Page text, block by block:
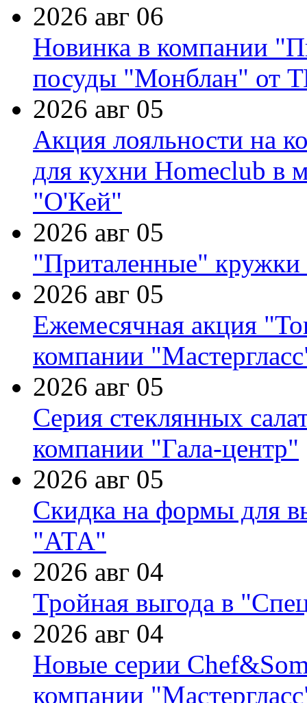
2026 авг 06
Новинка в компании
посуды "Монблан" от
2026 авг 05
Акция лояльности на
для кухни Homeclub в
"О'Кей"
2026 авг 05
"Приталенные" кружки
2026 авг 05
Ежемесячная акция
компании
2026 авг 05
Серия стеклянных
компании "Гала-центр"
2026 авг 05
Скидка на формы для
"АТА"
2026 авг 04
Тройная выгода в
2026 авг 04
Новые серии
компании